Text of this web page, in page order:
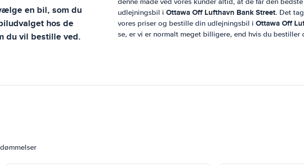
en bil, som du
hos de
du vil bestille ved.
udlejningsbil i Ottawa Off Lufthavn Bank Street. Det
vores priser og bestille din udlejningsbil i Ottawa Off
se, er vi er normalt meget billigere, end hvis du bestiller